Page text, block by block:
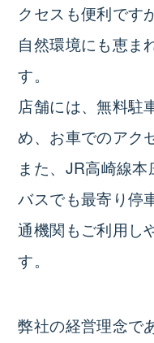
クセスも便利です
自然環境にも恵ま
す。
店舗には、無料駐
め、お車でのアク
また、JR高崎線本
バスでも最寄り停
通機関もご利用し
す。
弊社の経営理念で